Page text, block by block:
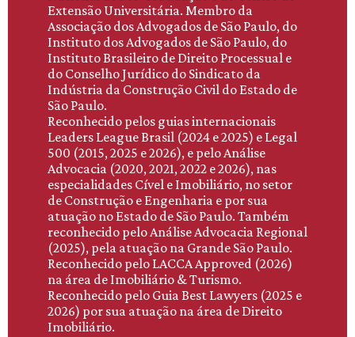
Extensão Universitária. Membro da
Associação dos Advogados de São Paulo, do
Instituto dos Advogados de São Paulo, do
Instituto Brasileiro de Direito Processual e
do Conselho Jurídico do Sindicato da
Indústria da Construção Civil do Estado de
São Paulo.
Reconhecido pelos guias internacionais
Leaders League Brasil (2024 e 2025) e Legal
500 (2015, 2025 e 2026), e pelo Análise
Advocacia (2020, 2021, 2022 e 2026), nas
especialidades Cível e Imobiliário, no setor
de Construção e Engenharia e por sua
atuação no Estado de São Paulo. Também
reconhecido pelo Análise Advocacia Regional
(2025), pela atuação na Grande São Paulo.
Reconhecido pelo LACCA Approved (2026)
na área de Imobiliário & Turismo.
Reconhecido pelo Guia Best Lawyers (2025 e
2026) por sua atuação na área de Direito
Imobiliário.